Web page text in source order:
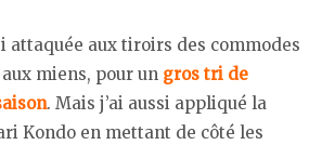
attaquée aux tiroirs des commodes
miens, pour un gros tri de
. Mais j’ai aussi appliqué la
Kondo en mettant de côté les